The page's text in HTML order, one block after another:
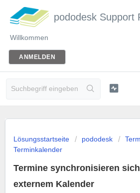
pododesk Support
Willkommen
ANMELDEN
Lösungsstartseite pododesk
Terminkalender
Termine synchronisieren
externem Kalender